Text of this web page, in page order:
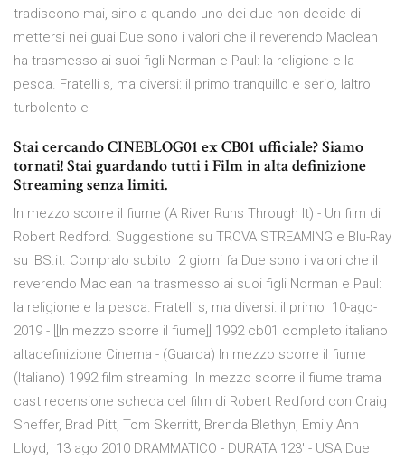
tradiscono mai, sino a quando uno dei due non decide di
mettersi nei guai Due sono i valori che il reverendo Maclean
ha trasmesso ai suoi figli Norman e Paul: la religione e la
pesca. Fratelli s, ma diversi: il primo tranquillo e serio, laltro
turbolento e
Stai cercando CINEBLOG01 ex CB01 ufficiale? Siamo
tornati! Stai guardando tutti i Film in alta definizione
Streaming senza limiti.
In mezzo scorre il fiume (A River Runs Through It) - Un film di
Robert Redford. Suggestione su TROVA STREAMING e Blu-Ray
su IBS.it. Compralo subito 2 giorni fa Due sono i valori che il
reverendo Maclean ha trasmesso ai suoi figli Norman e Paul:
la religione e la pesca. Fratelli s, ma diversi: il primo 10-ago-
2019 - [[In mezzo scorre il fiume]] 1992 cb01 completo italiano
altadefinizione Cinema - (Guarda) In mezzo scorre il fiume
(Italiano) 1992 film streaming In mezzo scorre il fiume trama
cast recensione scheda del film di Robert Redford con Craig
Sheffer, Brad Pitt, Tom Skerritt, Brenda Blethyn, Emily Ann
Lloyd, 13 ago 2010 DRAMMATICO - DURATA 123' - USA Due